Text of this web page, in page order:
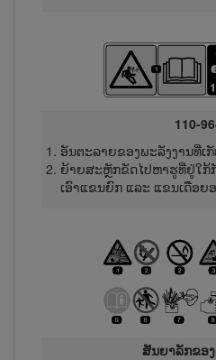
110-
ອັນຕະລາຍຂອງພະລັງງານທີ່​ເ
ຍ້າຍສະ​ຫຼັກ​ຂັດໄປຫາຮູທີ່ຢູ່ໃກ້
ເອົາແຂນຍົກ ແລະ ແຂນເດືອຍ
ສັນຍາລັກຂອ